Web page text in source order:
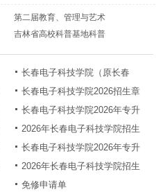
第二届教育、管理与艺术
吉林省高校科普基地科普
长春电子科技学院（原长春
长春电子科技学院2026招生章
长春电子科技学院2026年专升
2026年长春电子科技学院招生
长春电子科技学院2026年专升
2026年长春电子科技学院招生
免修申请单